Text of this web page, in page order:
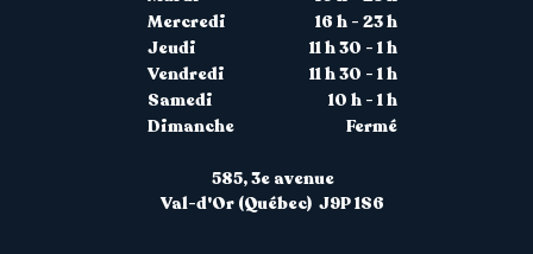
Mercredi
16 h - 23 h
Jeudi
11 h 30 - 1 h
Vendredi
11 h 30 - 1 h
Samedi
10 h - 1 h
Dimanche
Fermé
585, 3e avenue
Val-d'Or (Québec) J9P 1S6